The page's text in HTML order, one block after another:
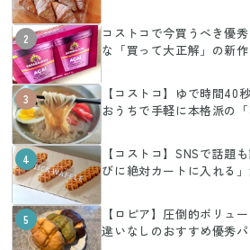
2
コストコで今買うべき優
な「買って大正解」の新
3
【コストコ】ゆで時間40
おうちで手軽に本格派の「
4
【コストコ】SNSで話題
びに絶対カートに入れる
5
【ロピア】圧倒的ボリュ
違いなしのおすすめ優秀